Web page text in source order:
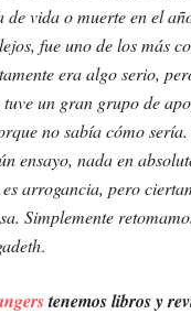
vida o muerte en el
fue uno de los más
era algo serio,
un gran grupo de
no sabía cómo
ensayo, nada en
arrogancia, pero
Simplemente
.
tenemos libros y